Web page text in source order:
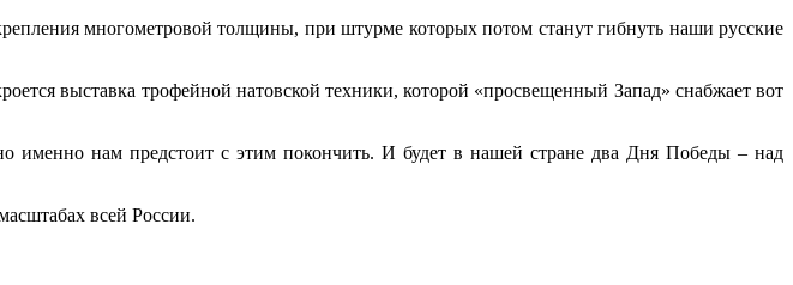
многометровой толщины, при штурме которых потом станут гибнуть наши русские
выставка трофейной натовской техники, которой «просвещенный Запад» снабжает вот
нам предстоит с этим покончить. И будет в нашей стране два Дня Победы – над
всей России.